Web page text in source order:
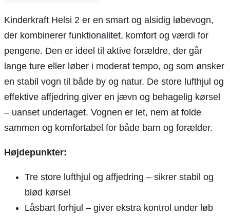
Kinderkraft Helsi 2 er en smart og alsidig løbevogn,
der kombinerer funktionalitet, komfort og værdi for
pengene. Den er ideel til aktive forældre, der går
lange ture eller løber i moderat tempo, og som ønsker
en stabil vogn til både by og natur. De store lufthjul og
effektive affjedring giver en jævn og behagelig kørsel
– uanset underlaget. Vognen er let, nem at folde
sammen og komfortabel for både barn og forælder.
Højdepunkter:
Tre store lufthjul og affjedring – sikrer stabil og
blød kørsel
Låsbart forhjul – giver ekstra kontrol under løb